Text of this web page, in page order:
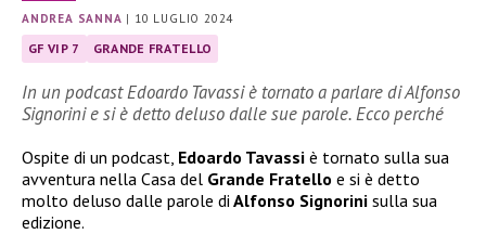
ANDREA SANNA | 10 LUGLIO 2024
GF VIP 7 GRANDE FRATELLO
In un podcast Edoardo Tavassi è tornato a parlare di Alfonso
Signorini e si è detto deluso dalle sue parole. Ecco perché
Ospite di un podcast, Edoardo Tavassi è tornato sulla sua
avventura nella Casa del Grande Fratello e si è detto
molto deluso dalle parole di Alfonso Signorini sulla sua
edizione.